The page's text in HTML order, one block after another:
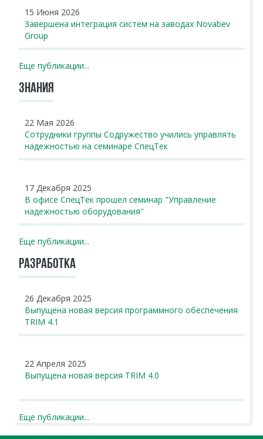
15 Июня 2026
Завершена интеграция систем на заводах Novabev
Group
Еще публикации...
ЗНАНИЯ
22 Мая 2026
Сотрудники группы Содружество учились управлять
надежностью на семинаре СпецТек
17 Декабря 2025
В офисе СпецТек прошел семинар "Управление
надежностью оборудования"
Еще публикации...
РАЗРАБОТКА
26 Декабря 2025
Выпущена новая версия программного обеспечения
TRIM 4.1
22 Апреля 2025
Выпущена новая версия TRIM 4.0
Еще публикации...